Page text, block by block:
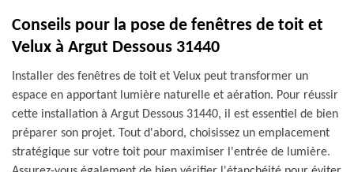
Conseils pour la pose de fenêtres de toit et
Velux à Argut Dessous 31440
Installer des fenêtres de toit et Velux peut transformer un
espace en apportant lumière naturelle et aération. Pour réussir
cette installation à Argut Dessous 31440, il est essentiel de bien
préparer son projet. Tout d'abord, choisissez un emplacement
stratégique sur votre toit pour maximiser l'entrée de lumière.